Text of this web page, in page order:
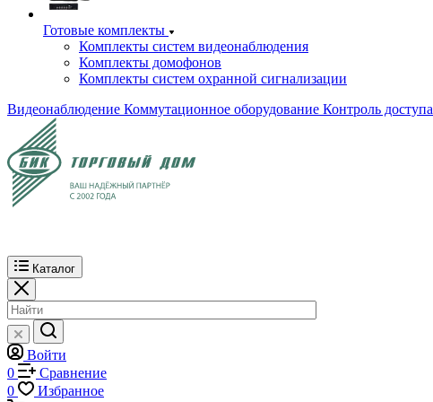
Готовые комплекты
Комплекты систем видеонаблюдения
Комплекты домофонов
Комплекты систем охранной сигнализации
Видеонаблюдение Коммутационное оборудование Контроль доступа
Каталог
Войти
0
Сравнение
0
Избранное